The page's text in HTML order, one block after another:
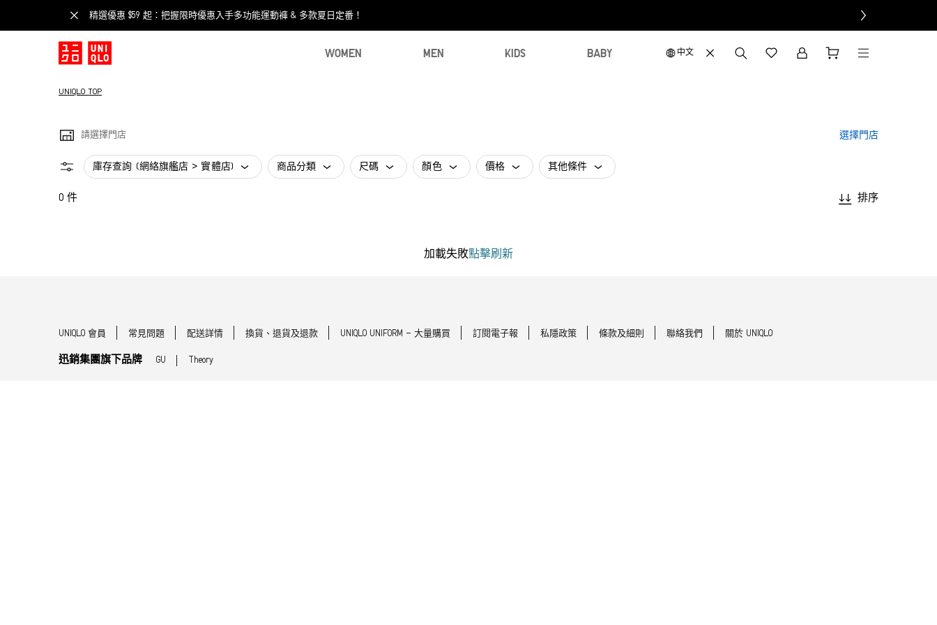
精選優惠 $59 起：把握限時優惠入手多功能運動褲 & 多款夏日定番！​
WOMEN MEN KIDS BABY 中文
UNIQLO TOP
請選擇門店 選擇門店
庫存查詢 (網絡旗艦店 > 實體店) 商品分類 尺碼 顏色 價格 其他條件
0 件 排序
加載失敗點擊刷新
UNIQLO 會員 常見問題 配送詳情 換貨、退貨及退款 UNIQLO UNIFORM - 大量購買 訂閱電子報 私隱政策 條款及細則 聯絡我們 關於 UNIQLO
迅銷集團旗下品牌 GU Theory